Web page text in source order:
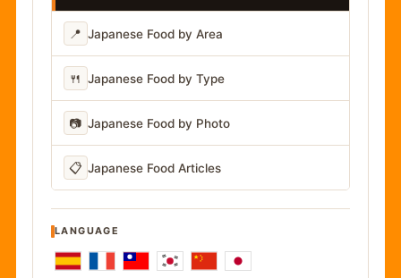
📍 Japanese Food by Area
🍴 Japanese Food by Type
📷 Japanese Food by Photo
📋 Japanese Food Articles
LANGUAGE